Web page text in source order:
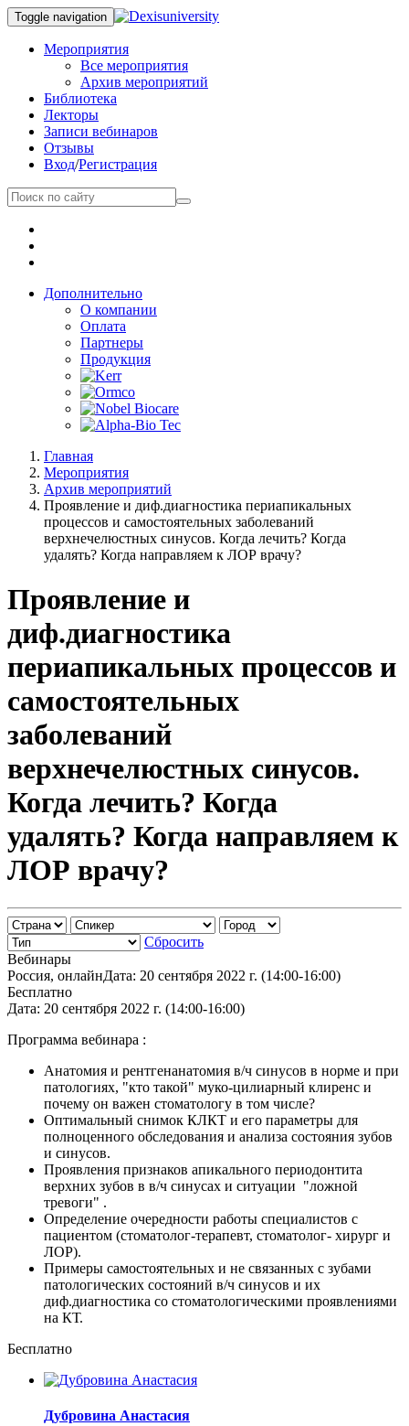
Toggle navigation
Мероприятия
Все мероприятия
Архив мероприятий
Библиотека
Лекторы
Записи вебинаров
Отзывы
Вход/Регистрация
Дополнительно
О компании
Оплата
Партнеры
Продукция
Главная
Мероприятия
Архив мероприятий
Проявление и диф.диагностика периапикальных
процессов и самостоятельных заболеваний
верхнечелюстных синусов. Когда лечить? Когда
удалять? Когда направляем к ЛОР врачу?
Проявление и
диф.диагностика
периапикальных процессов и
самостоятельных
заболеваний
верхнечелюстных синусов.
Когда лечить? Когда
удалять? Когда направляем к
ЛОР врачу?
Сбросить
Вебинары
Россия, онлайнДата: 20 сентября 2022 г. (14:00-16:00)
Бесплатно
Дата: 20 сентября 2022 г. (14:00-16:00)
Программа вебинара :
Анатомия и рентгенанатомия в/ч синусов в норме и при
патологиях, "кто такой" муко-цилиарный клиренс и
почему он важен стоматологу в том числе?
Оптимальный снимок КЛКТ и его параметры для
полноценного обследования и анализа состояния зубов
и синусов.
Проявления признаков апикального периодонтита
верхних зубов в в/ч синусах и ситуации "ложной
тревоги" .
Определение очередности работы специалистов с
пациентом (стоматолог-терапевт, стоматолог- хирург и
ЛОР).
Примеры самостоятельных и не связанных с зубами
патологических состояний в/ч синусов и их
диф.диагностика со стоматологическими проявлениями
на КТ.
Бесплатно
Дубровина Анастасия